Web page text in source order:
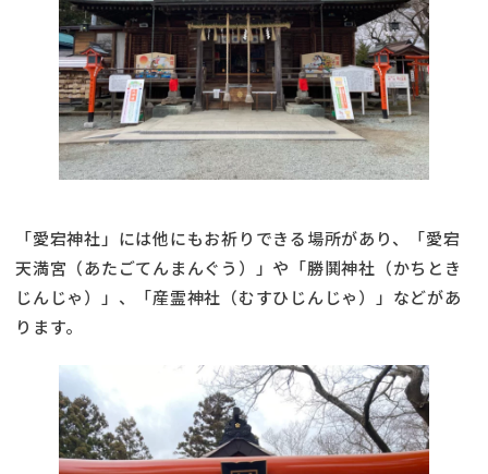
「愛宕神社」には他にもお祈りできる場所があり、「愛宕
天満宮（あたごてんまんぐう）」や「勝鬨神社（かちとき
じんじゃ）」、「産霊神社（むすひじんじゃ）」などがあ
ります。